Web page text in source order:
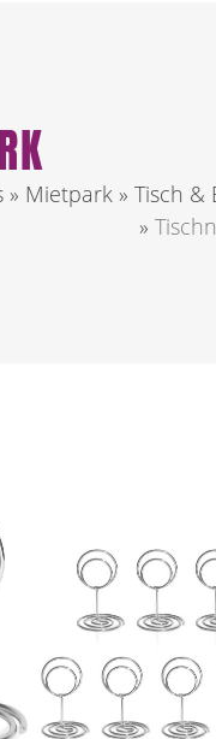
» Mietpark »Tisch &
»